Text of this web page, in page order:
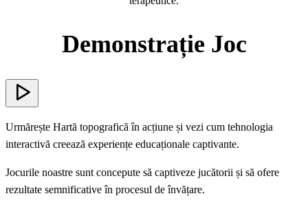
Demonstrație Joc
Urmărește Hartă topografică în acțiune și vezi cum tehnologia
interactivă creează experiențe educaționale captivante.
Jocurile noastre sunt concepute să captiveze jucătorii și să ofere
rezultate semnificative în procesul de învățare.